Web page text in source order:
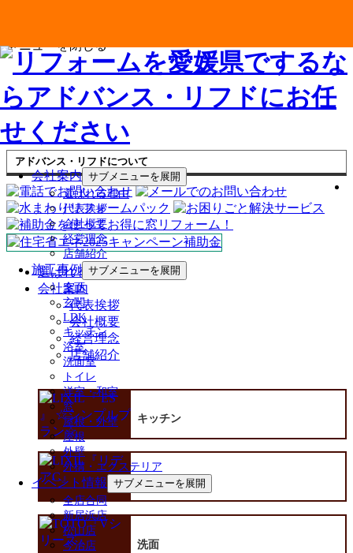
会社案内 サブメニューを展開
選ばれる理由
代表挨拶
会社概要
経営理念
店舗紹介
施工事例 サブメニューを展開
全面
玄関
LDK
キッチン
浴室
洗面室
トイレ
洋室・和室
窓
屋根・外壁
屋根
外壁
外構・エクステリア
イベント情報
サブメニューを展開
全店合同
新居浜店
松山店
今治店
メニューを閉じる
アドバンス・リフドについて
選ばれる理由
会社案内
代表挨拶
会社概要
経営理念
店舗紹介
キッチン
浴室
洗面